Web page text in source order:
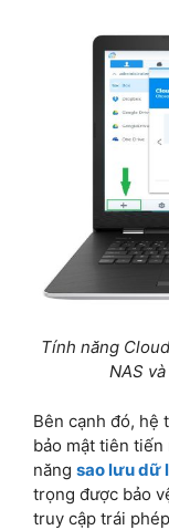
Tính năng
NAS
Bên cạnh đó, hệ
bảo mật tiên tiến
năng sao lưu dữ
trọng được bảo
truy cập trái